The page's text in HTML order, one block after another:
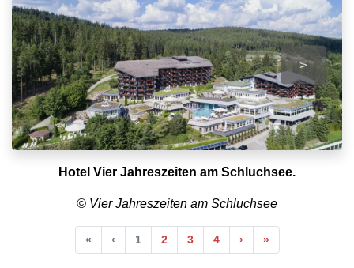
>
Hotel Vier Jahreszeiten am Schluchsee.
© Vier Jahreszeiten am Schluchsee
«Anfang
‹Vorherige
1 2 3 4 ›Nächste
»Ende